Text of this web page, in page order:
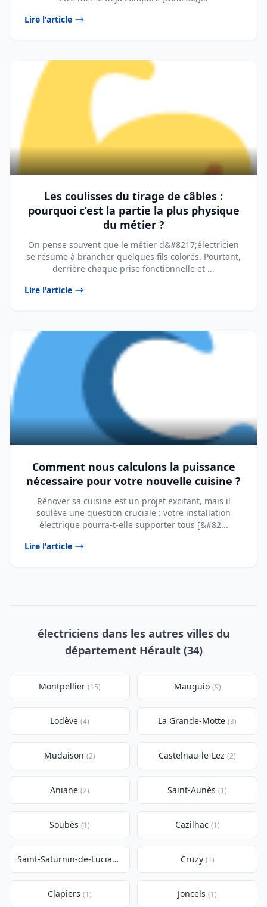
Lire l'article
Les coulisses du tirage de câbles :
pourquoi c’est la partie la plus physique
du métier ?
On pense souvent que le métier d&#8217;électricien
se résume à brancher quelques fils colorés. Pourtant,
derrière chaque prise fonctionnelle et ...
Lire l'article
Comment nous calculons la puissance
nécessaire pour votre nouvelle cuisine ?
Rénover sa cuisine est un projet excitant, mais il
soulève une question cruciale : votre installation
électrique pourra-t-elle supporter tous [&#82...
Lire l'article
électriciens dans les autres villes du
département Hérault (34)
Montpellier (15) Mauguio (9)
Lodève (4) La Grande-Motte (3)
Mudaison (2) Castelnau-le-Lez (2)
Aniane (2) Saint-Aunès (1)
Soubès (1) Cazilhac (1)
Saint-Saturnin-de-Lucian Cruzy (1)
Clapiers (1) Joncels (1)